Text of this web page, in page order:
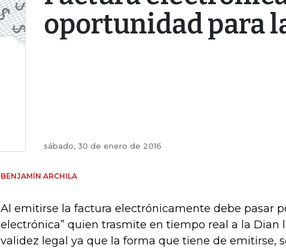
oportunidad para
sábado, 30 de enero de 2016
BENJAMÍN ARCHILA
Al emitirse la factura electrónicamente debe pasar
electrónica” quien trasmite en tiempo real a la Dian
validez legal ya que la forma que tiene de emitirse,